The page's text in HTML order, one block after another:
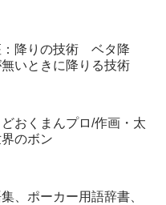
：降りの技術 ベタ降
いときに降りる技術
おくまんプロ/作画・太
のボン
、ポーカー用語辞書、